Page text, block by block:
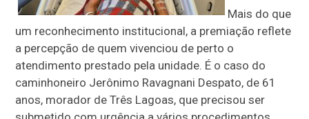
Mais do que
um reconhecimento institucional, a premiação reflete
a percepção de quem vivenciou de perto o
atendimento prestado pela unidade. É o caso do
caminhoneiro Jerônimo Ravagnani Despato, de 61
anos, morador de Três Lagoas, que precisou ser